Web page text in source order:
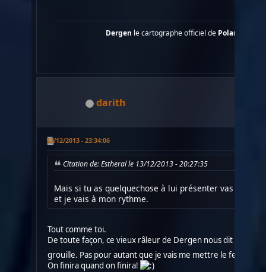
Dergen le cartographe officiel de Polaris
darith
13/12/2013 - 23:34:06
Citation de: Estheral le 13/12/2013 - 20:27:35
Mais si tu as quelquechose à lui présenter vas y no
et je vais à mon rythme.
Tout comme toi.
De toute façon, ce vieux râleur de Dergen nous dit qu'il
grouille. Pas pour autant que je vais me mettre le feu au
On finira quand on finira!